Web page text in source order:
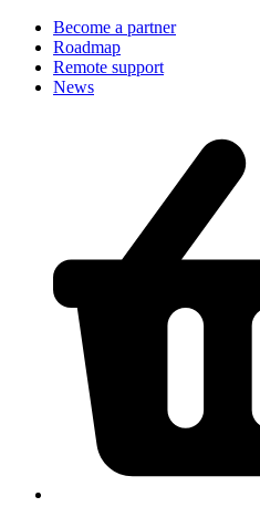
Become a partner
Roadmap
Remote support
News